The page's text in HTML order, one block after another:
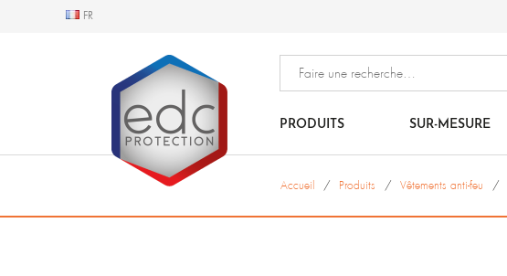
FR
FR
PRODUITS SUR-MESURE
Accueil Produits Vêtements anti-feu